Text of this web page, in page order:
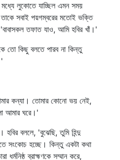
লুকোতে যাচ্ছিল এমন সময়
তাকে সবাই পয়গম্বরের মতোই ভক্তি
তফাত যাও, আমি হবির খাঁ।'
তো কিছু বলতে পারব না কিন্তু
কন্যা। তোমার কোনো ভয় নেই,
আমার ঘরে।'
বললে, 'বুঝেছি, তুমি হিন্দু
সংকোচ হচ্ছে। কিন্তু একটা কথা
ধর্মনিষ্ঠ ব্রাহ্মণকে সম্মান করে,